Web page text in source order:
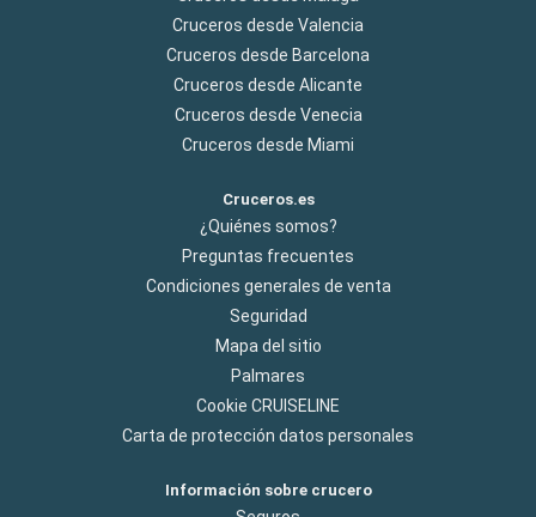
uno de los momentos más emblemáticos que
tradicionalmente distinguían a los cruceros de MSC. Cobro
de una tasa de un euro No entendemos la decisión de incluir
consentimiento previo del cliente. Además, para recuperar
dicho importe es obligatorio acudir a Recepción, esperar la
que los pasajeros no deberían verse obligados a realizar
este trámite para corregir una actuación iniciada por la
Cruceros desde Valencia
Cruceros desde Barcelona
Cruceros desde Alicante
Cruceros desde Venecia
Cruceros desde Miami
Cruceros.es
¿Quiénes somos?
Preguntas frecuentes
Condiciones generales de venta
Seguridad
Mapa del sitio
Palmares
Cookie CRUISELINE
Carta de protección datos personales
Información sobre crucero